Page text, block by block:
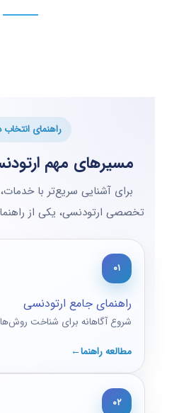
راهنمای انتخاب
مسیرهای مهم
برای آشنایی سریع‌تر با
تخصصی ارتودنسی، یکی از
۰۱
راهنمای جامع ارتودنسی
شروع آگاهانه برای شناخت
مطالعه راهنما
۰۲